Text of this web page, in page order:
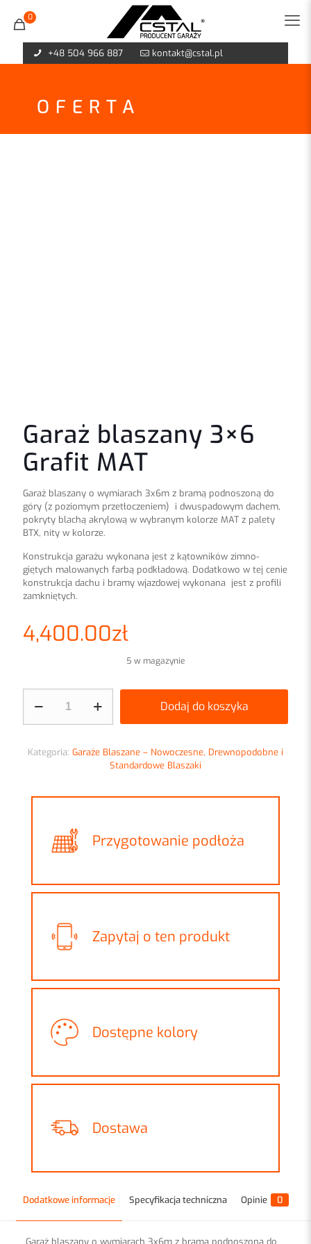
+48 504 966 887 kontakt@cstal.pl
0
OFERTA
Garaż blaszany 3×6
Grafit MAT
Garaż blaszany o wymiarach 3x6m z bramą podnoszoną do
góry (z poziomym przetłoczeniem) i dwuspadowym dachem,
pokryty blachą akrylową w wybranym kolorze MAT z palety
BTX, nity w kolorze.
Konstrukcja garażu wykonana jest z kątowników zimno-
giętych malowanych farbą podkładową. Dodatkowo w tej cenie
konstrukcja dachu i bramy wjazdowej wykonana jest z profili
zamkniętych.
4,400.00zł
5 w magazynie
Garaż
Grafit
Dodaj do koszyka
Kategoria: Garaże Blaszane – Nowoczesne, Drewnopodobne i
Standardowe Blaszaki
Przygotowanie podłoża
Zapytaj o ten produkt
Dostępne kolory
Dostawa
Dodatkowe informacje Specyfikacja techniczna Opinie 0